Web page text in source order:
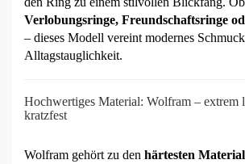
Verlobungsringe, Freundschaftsringe
– dieses Modell vereint modernes
Alltagstauglichkeit.
Hochwertiges Material: Wolfram – extrem
kratzfest
Wolfram gehört zu den härtesten